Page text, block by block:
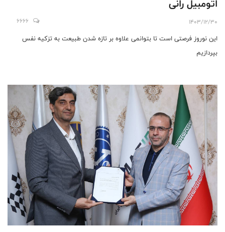
اتومبیل رانی
1403/12/30
6666
این نوروز فرصتی است تا بتوانمی علاوه بر تازه شدن طبیعت به تزکیه نفس
بپردازیم